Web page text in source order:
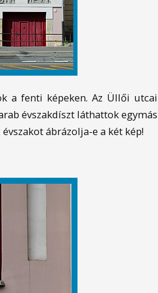
a fenti képeken. Az Üllői utcai
évszakdíszt láthattok egymás
ábrázolja-e a két kép!